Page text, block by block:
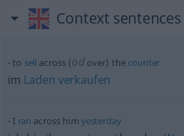
Context
to sell across (odover) the counter
im Laden verkaufen
I ran across him yesterday